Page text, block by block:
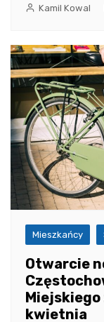
Kamil Kowal
Mieszkańcy
Otwarcie
Miejskiego
kwietnia